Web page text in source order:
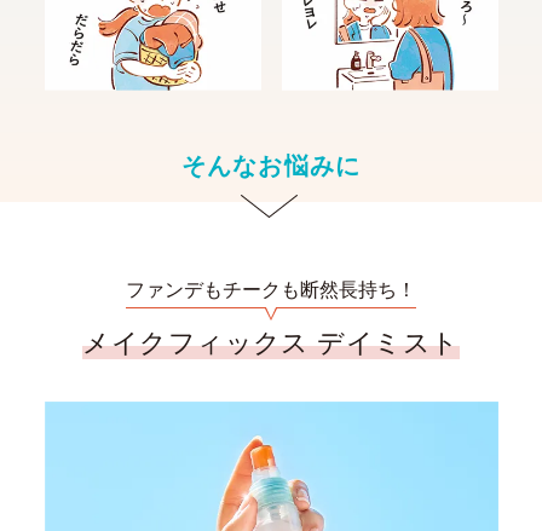
そんなお悩みに
ファンデもチークも断然長持ち！
メイクフィックス デイミスト